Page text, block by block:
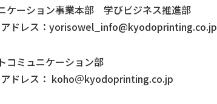
ケーション事業本部 学びビジネス推進部
アドレス：yorisowel_info@kyodoprinting.co.jp
コミュニケーション部
ドレス： koho＠kyodoprinting.co.jp